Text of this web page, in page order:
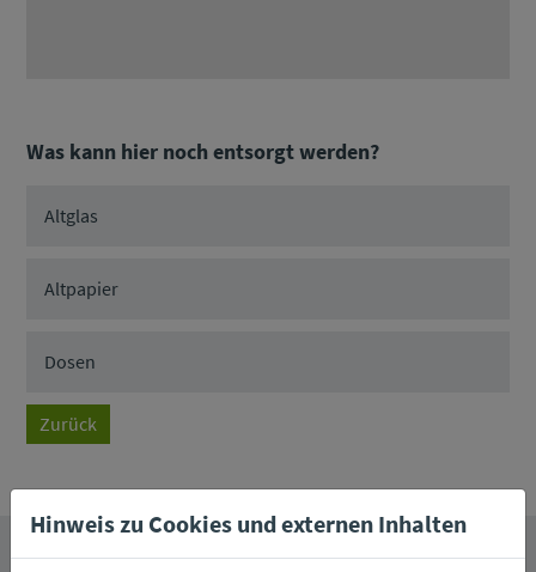
Was kann hier noch entsorgt werden?
Altglas
Altpapier
Dosen
Zurück
Hinweis zu Cookies und externen Inhalten